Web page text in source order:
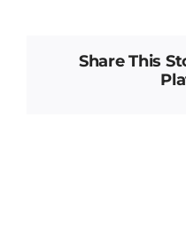
Share This